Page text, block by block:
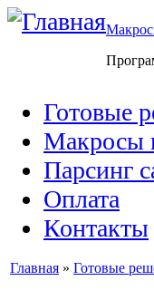
Готовые
Макросы
Парсинг
Оплата
Контакты
Главная » Готовые